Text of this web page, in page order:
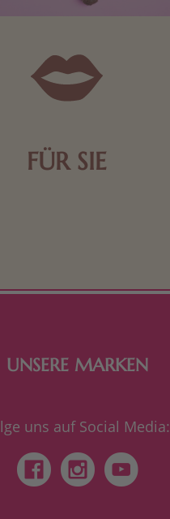
FÜR SIE
UNSERE MARKEN
uns auf Social Media: